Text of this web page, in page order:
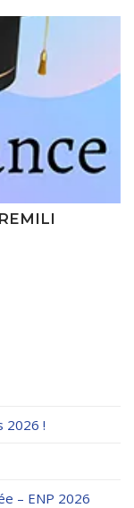
2026 !
– ENP 2026